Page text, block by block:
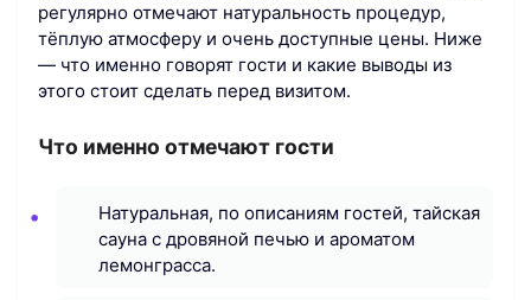
регулярно отмечают натуральность процедур,
тёплую атмосферу и очень доступные цены. Ниже
— что именно говорят гости и какие выводы из
этого стоит сделать перед визитом.
Что именно отмечают гости
Натуральная, по описаниям гостей, тайская
сауна с дровяной печью и ароматом
лемонграсса.